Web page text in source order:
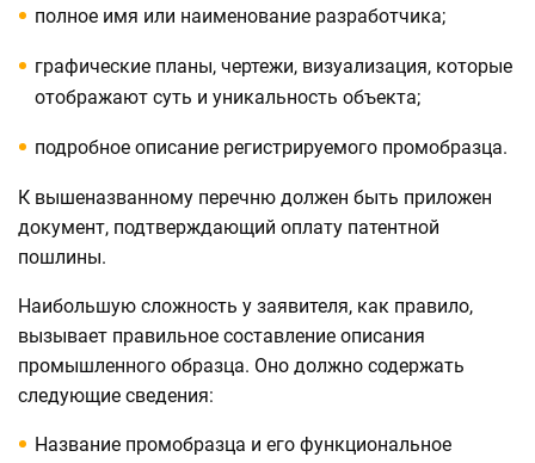
полное имя или наименование разработчика;
графические планы, чертежи, визуализация, которые
отображают суть и уникальность объекта;
подробное описание регистрируемого промобразца.
К вышеназванному перечню должен быть приложен
документ, подтверждающий оплату патентной
пошлины.
Наибольшую сложность у заявителя, как правило,
вызывает правильное составление описания
промышленного образца. Оно должно содержать
следующие сведения:
Название промобразца и его функциональное